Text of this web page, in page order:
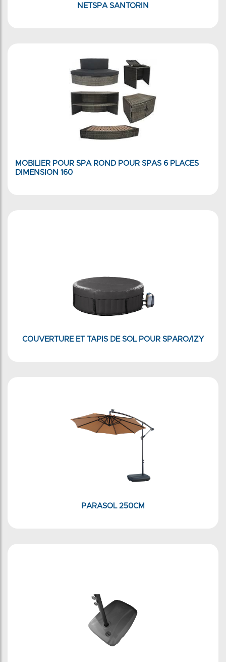
NETSPA SANTORIN
MOBILIER POUR SPA ROND POUR SPAS 6 PLACES
DIMENSION 160
COUVERTURE ET TAPIS DE SOL POUR SPARO/IZY
PARASOL 250CM